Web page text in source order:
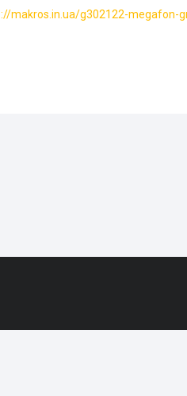
makros.in.ua/g302122-megafon-